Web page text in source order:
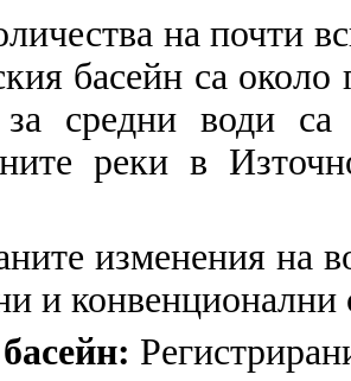
на почти
басейн са около
за средни води
реки в
изменения на
и